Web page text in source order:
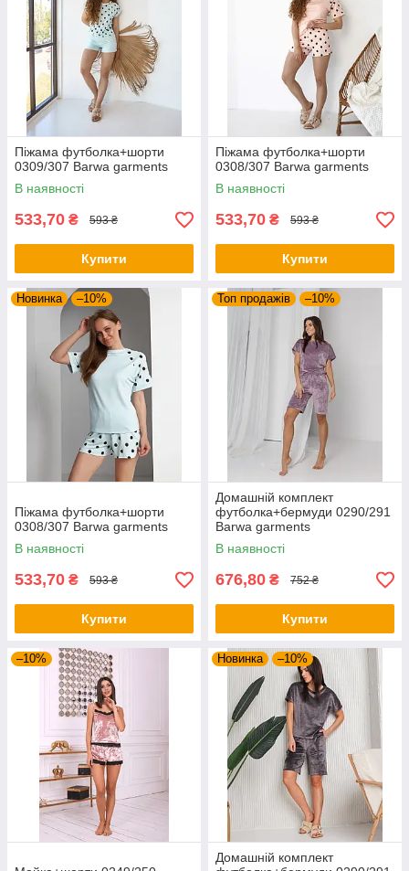
Піжама футболка+шорти
0309/307 Barwa garments
В наявності
533,70 ₴ 593 ₴
Купити
Піжама футболка+шорти
0308/307 Barwa garments
В наявності
533,70 ₴ 593 ₴
Купити
Новинка –10%
Піжама футболка+шорти
0308/307 Barwa garments
В наявності
533,70 ₴ 593 ₴
Купити
Топ продажів –10%
Домашній комплект
футболка+бермуди 0290/291
Barwa garments
В наявності
676,80 ₴ 752 ₴
Купити
–10% Новинка –10%
Домашній комплект